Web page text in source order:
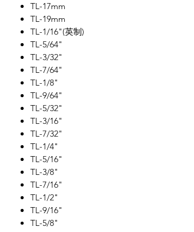
TL-17mm
TL-19mm
TL-1/16"(英制)
TL-5/64"
TL-3/32"
TL-7/64"
TL-1/8"
TL-9/64"
TL-5/32"
TL-3/16"
TL-7/32"
TL-1/4"
TL-5/16"
TL-3/8"
TL-7/16"
TL-1/2"
TL-9/16"
TL-5/8"